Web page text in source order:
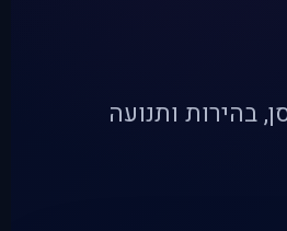
בהירות ותנועה